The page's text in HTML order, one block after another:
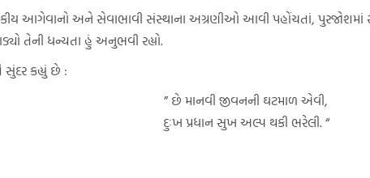
આગેવાનો અને સેવાભાવી સંસ્થાના અગ્રણીઓ આવી પહોંચતાં, પુરજોશમાં
તેની ધન્યતા હું અનુભવી રહ્યો.
કહ્યું છે :
” છે માનવી જીવનની ઘટમાળ એવી,
દુઃખ પ્રધાન સુખ અલ્પ થકી ભરેલી. “